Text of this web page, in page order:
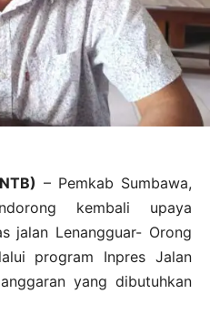
– Pemkab Sumbawa,
kembali upaya
jalan Lenangguar- Orong
program Inpres Jalan
yang dibutuhkan